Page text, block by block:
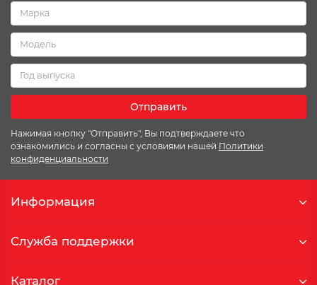
Отправить
Нажимая кнопку "Отправить", Вы подтверждаете что
ознакомились и согласны с условиями нашей Политики
конфиденциальности
Информация
Служба поддержки
Каталог